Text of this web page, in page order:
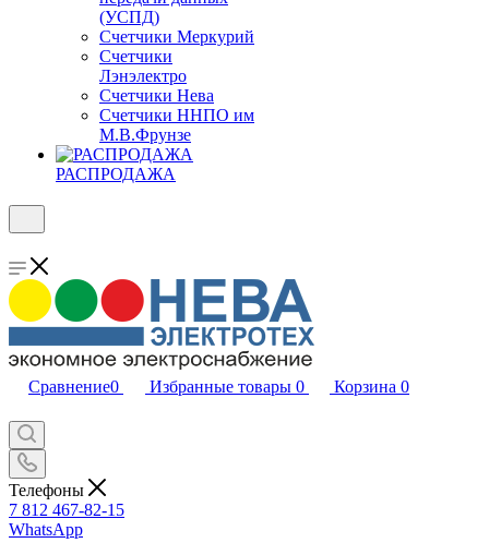
(УСПД)
Счетчики Меркурий
Счетчики
Лэнэлектро
Счетчики Нева
Счетчики ННПО им
М.В.Фрунзе
РАСПРОДАЖА
Сравнение0 Избранные товары 0 Корзина 0
Телефоны
7 812 467-82-15
WhatsApp